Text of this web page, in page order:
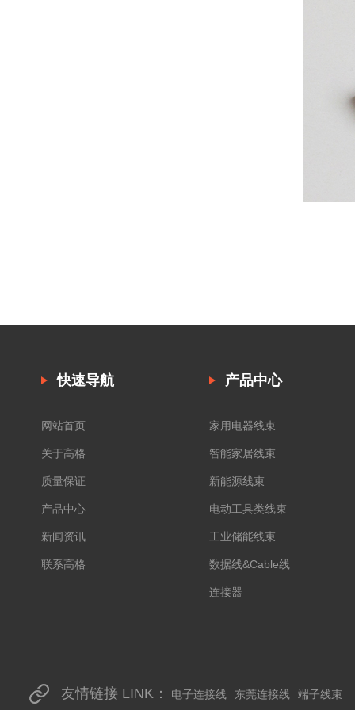
快速导航
网站首页
关于高格
质量保证
产品中心
新闻资讯
联系高格
产品中心
家用电器线束
智能家居线束
新能源线束
电动工具类线束
工业储能线束
数据线&Cable线
连接器
友情链接 LINK： 电子连接线 东莞连接线 端子线束